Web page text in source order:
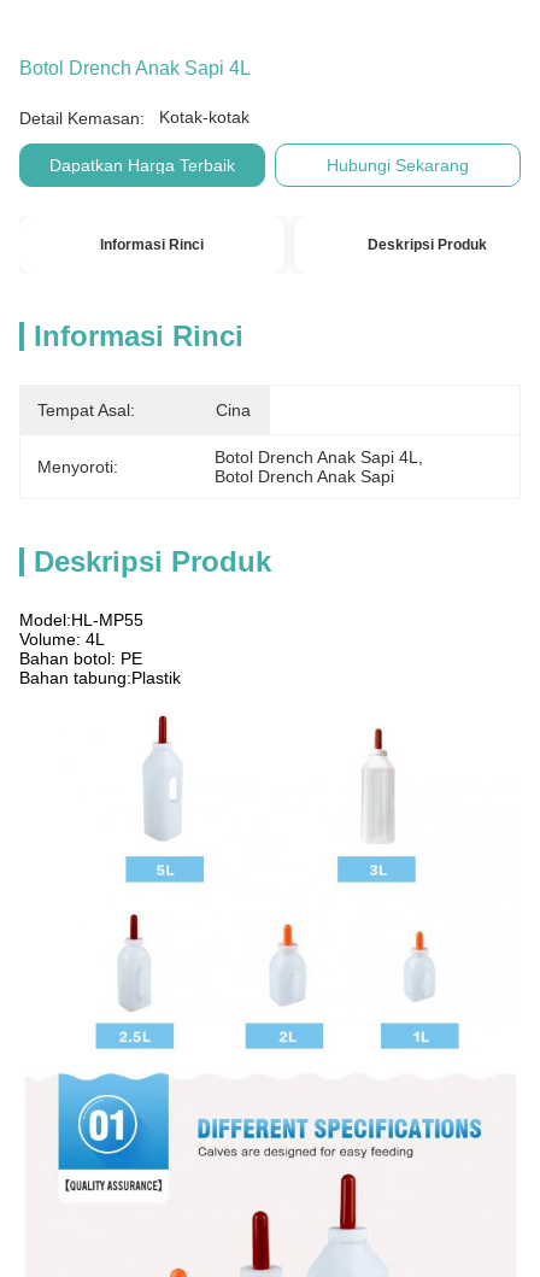
Botol Drench Anak Sapi 4L
Detail Kemasan: Kotak-kotak
Dapatkan Harga Terbaik Hubungi Sekarang
Informasi Rinci Deskripsi Produk
Informasi Rinci
Tempat Asal: Cina
Menyoroti: Botol Drench Anak Sapi 4L
Botol Drench Anak Sapi
Deskripsi Produk
Model:HL-MP55
Volume: 4L
Bahan botol: PE
Bahan tabung:Plastik